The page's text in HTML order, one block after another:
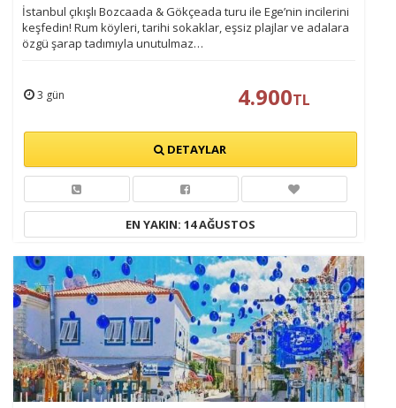
İstanbul çıkışlı Bozcaada & Gökçeada turu ile Ege’nin incilerini
keşfedin! Rum köyleri, tarihi sokaklar, eşsiz plajlar ve adalara
özgü şarap tadımıyla unutulmaz…
3 gün 4.900TL
DETAYLAR
EN YAKIN: 14 AĞUSTOS